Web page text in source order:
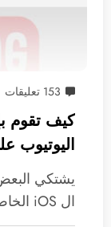
153 تعليقات
كيف تقوم
اليوتيوب
يشتكي
ال iOS الخاص به. وتكاثرت الشكوى خاصة…